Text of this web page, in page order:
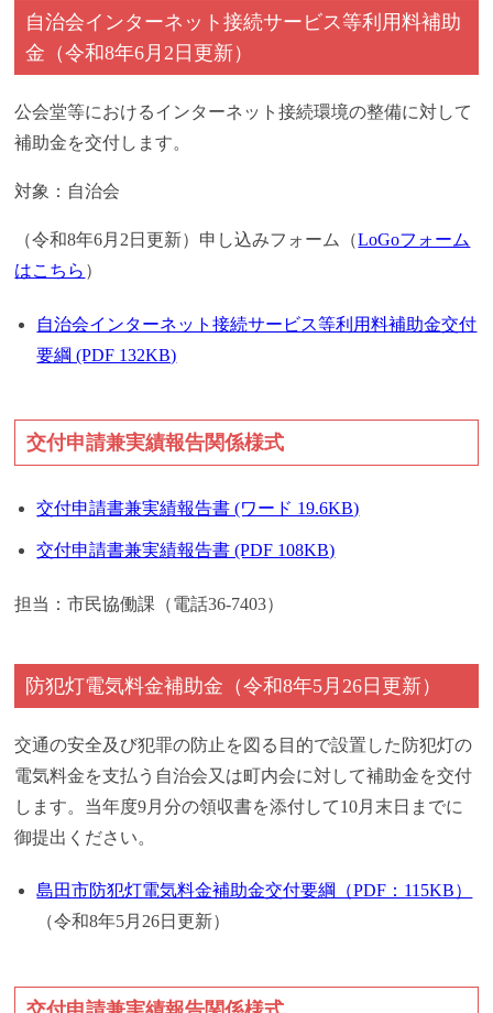
自治会インターネット接続サービス等利用料補助
金（令和8年6月2日更新）
公会堂等におけるインターネット接続環境の整備に対して
補助金を交付します。
対象：自治会
（令和8年6月2日更新）申し込みフォーム（LoGoフォーム
はこちら ）
自治会インターネット接続サービス等利用料補助金交付
要綱 (PDF 132KB)
交付申請兼実績報告関係様式
交付申請書兼実績報告書 (ワード 19.6KB)
交付申請書兼実績報告書 (PDF 108KB)
担当：市民協働課（電話36-7403）
防犯灯電気料金補助金 （令和8年5月26日更新）
交通の安全及び犯罪の防止を図る目的で設置した防犯灯の
電気料金を支払う自治会又は町内会に対して補助金を交付
します。当年度9月分の領収書を添付して10月末日までに
御提出ください。
島田市防犯灯電気料金補助金交付要綱（PDF：115KB）
（令和8年5月26日更新）